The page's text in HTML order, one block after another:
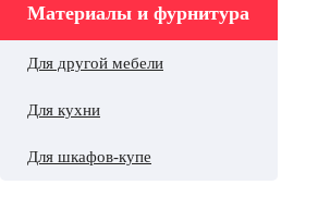
Материалы и фурнитура
Для другой мебели
Для кухни
Для шкафов-купе